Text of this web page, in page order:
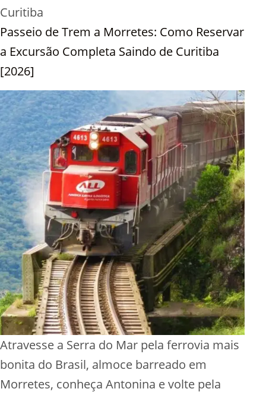
Curitiba
Passeio de Trem a Morretes: Como Reservar
a Excursão Completa Saindo de Curitiba
[2026]
Atravesse a Serra do Mar pela ferrovia mais
bonita do Brasil, almoce barreado em
Morretes, conheça Antonina e volte pela